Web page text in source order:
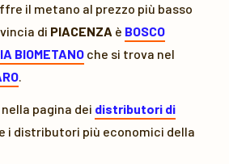
il metano al prezzo più basso
di PIACENZA è BOSCO
BIOMETANO che si trova nel
.
pagina dei distributori di
i distributori più economici della